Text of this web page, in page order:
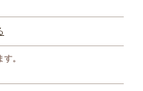
。